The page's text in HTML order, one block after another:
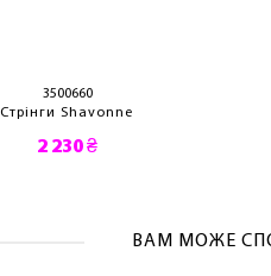
3500660
Стрінги Shavonne
2 230 ₴
ВАМ МОЖЕ